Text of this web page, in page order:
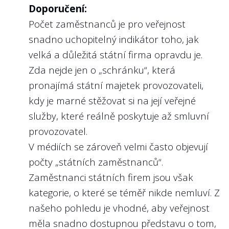
orgánů se nastavuje i pomyslní laťka pro
úroveň kompetencí budoucích členů
kontrolních orgánů vybraných budoucím
ministrem. Veřejnost by tak měla mít k
dispozici snadno dostupnou informaci o
tom, kdo a s jakým profesním profilem
zastupuje její zájmy při kontrole
managementu státní firmy.
Nejlépe to dělají v/ve:
ČEPS, a.s.
Zveřejňují členové kontrolního orgánu
Pokud si tak veřejnost, která dostane
pochybnosti o kvalitě či rychlosti plnění
stavební zakázky v jejích okolí, chce ověřit,
na základě čeho byl vybrán dodavatel,
často již tuto možnost nemá.
Proto apelujeme na ponechání dokumentů
na profilu zadavatele alespoň po dobu 4
let. (Jde o zásadní dokumenty jako
zadávací dokumentace, reakce na dotazy
uchazečů, písemná zpráva zadavatele
apod.)
Nejlépe to dělají v/ve:
LOM Praha s.p.
Doporučení:
Počet zaměstnanců je pro veřejnost
snadno uchopitelný indikátor toho, jak
velká a důležitá státní firma opravdu je.
Zda nejde jen o „schránku“, která
pronajímá státní majetek provozovateli,
kdy je marné stěžovat si na její veřejné
služby, které reálně poskytuje až smluvní
provozovatel.
V médiích se zároveň velmi často objevují
počty „státních zaměstnanců“.
Zaměstnanci státních firem jsou však
kategorie, o které se téměř nikde nemluví. Z
našeho pohledu je vhodné, aby veřejnost
měla snadno dostupnou představu o tom,